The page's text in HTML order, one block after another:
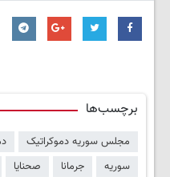
برچسب‌ها
مجلس سوریه دموکراتیک
سوریه
جرمانا صحنایا